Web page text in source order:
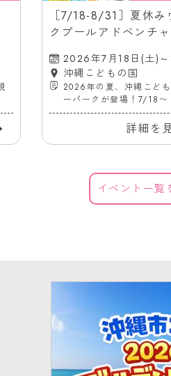
［7/18-8/31］夏休
クプールアドベンチ
2026年7月18日(土)
沖縄こどもの国
2026年の夏、沖縄こど
ーパークが登場！7/18〜
詳細を
イベント一覧